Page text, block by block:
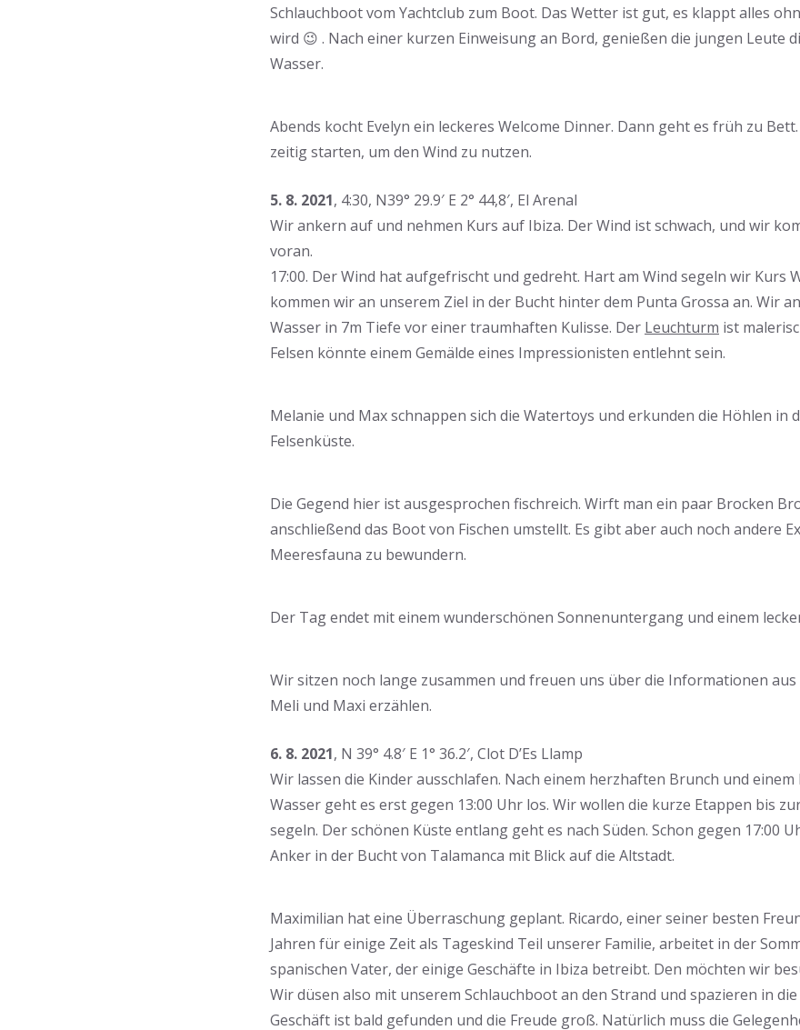
Schlauchboot vom Yachtclub zum Boot. Das Wetter ist gut, es klappt alles
wird 😉 . Nach einer kurzen Einweisung an Bord, genießen die jungen Leute
Wasser.
Abends kocht Evelyn ein leckeres Welcome Dinner. Dann geht es früh zu
zeitig starten, um den Wind zu nutzen.
5. 8. 2021, 4:30, N39° 29.9′ E 2° 44,8′, El Arenal
Wir ankern auf und nehmen Kurs auf Ibiza. Der Wind ist schwach, und wir
voran.
17:00. Der Wind hat aufgefrischt und gedreht. Hart am Wind segeln wir Kurs
kommen wir an unserem Ziel in der Bucht hinter dem Punta Grossa an. Wir
Wasser in 7m Tiefe vor einer traumhaften Kulisse. Der Leuchturm ist
Felsen könnte einem Gemälde eines Impressionisten entlehnt sein.
Melanie und Max schnappen sich die Watertoys und erkunden die Höhlen in
Felsenküste.
Die Gegend hier ist ausgesprochen fischreich. Wirft man ein paar Brocken
anschließend das Boot von Fischen umstellt. Es gibt aber auch noch andere
Meeresfauna zu bewundern.
Der Tag endet mit einem wunderschönen Sonnenuntergang und einem
Wir sitzen noch lange zusammen und freuen uns über die Informationen aus
Meli und Maxi erzählen.
6. 8. 2021, N 39° 4.8′ E 1° 36.2′, Clot D’Es Llamp
Wir lassen die Kinder ausschlafen. Nach einem herzhaften Brunch und
Wasser geht es erst gegen 13:00 Uhr los. Wir wollen die kurze Etappen bis
segeln. Der schönen Küste entlang geht es nach Süden. Schon gegen 17:00
Anker in der Bucht von Talamanca mit Blick auf die Altstadt.
Maximilian hat eine Überraschung geplant. Ricardo, einer seiner besten
Jahren für einige Zeit als Tageskind Teil unserer Familie, arbeitet in der
spanischen Vater, der einige Geschäfte in Ibiza betreibt. Den möchten wir
Wir düsen also mit unserem Schlauchboot an den Strand und spazieren in die
Geschäft ist bald gefunden und die Freude groß. Natürlich muss die